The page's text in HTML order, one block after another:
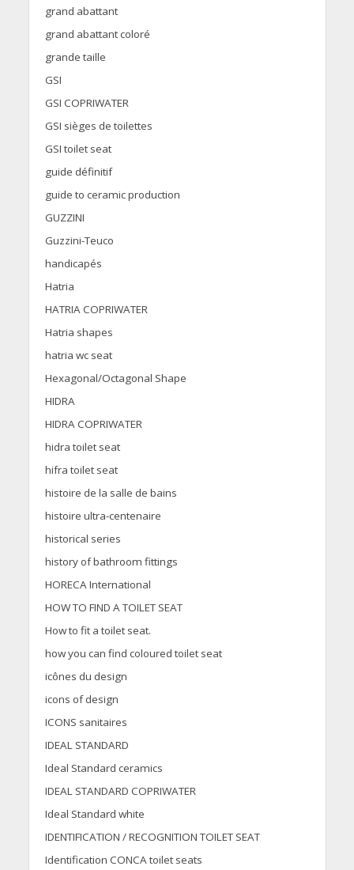
grand abattant
grand abattant coloré
grande taille
GSI
GSI COPRIWATER
GSI sièges de toilettes
GSI toilet seat
guide définitif
guide to ceramic production
GUZZINI
Guzzini-Teuco
handicapés
Hatria
HATRIA COPRIWATER
Hatria shapes
hatria wc seat
Hexagonal/Octagonal Shape
HIDRA
HIDRA COPRIWATER
hidra toilet seat
hifra toilet seat
histoire de la salle de bains
histoire ultra-centenaire
historical series
history of bathroom fittings
HORECA International
HOW TO FIND A TOILET SEAT
How to fit a toilet seat.
how you can find coloured toilet seat
icônes du design
icons of design
ICONS sanitaires
IDEAL STANDARD
Ideal Standard ceramics
IDEAL STANDARD COPRIWATER
Ideal Standard white
IDENTIFICATION / RECOGNITION TOILET SEAT
Identification CONCA toilet seats